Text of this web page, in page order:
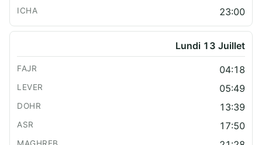
23:00
Lundi 13 Juillet
04:18
05:49
13:39
17:50